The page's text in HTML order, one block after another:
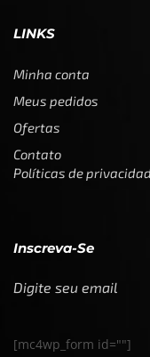
LINKS
Minha conta
Meus pedidos
Ofertas
Contato
Políticas de
Inscreva-Se
Digite seu email
[mc4wp_form id=""]